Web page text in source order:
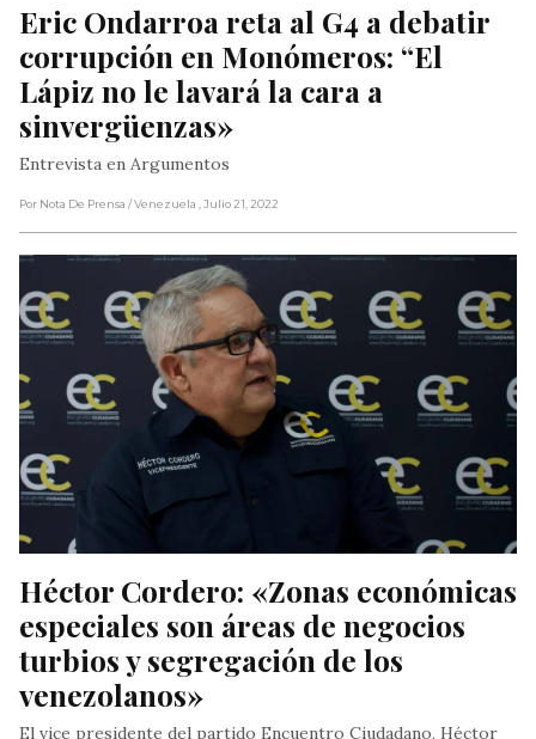
Eric Ondarroa reta al G4 a debatir
corrupción en Monómeros: “El
Lápiz no le lavará la cara a
sinvergüenzas»
Entrevista en Argumentos
Por Nota De Prensa / Venezuela , Julio 21, 2022
Héctor Cordero: «Zonas económicas
especiales son áreas de negocios
turbios y segregación de los
venezolanos»
El vice presidente del partido Encuentro Ciudadano, Héctor